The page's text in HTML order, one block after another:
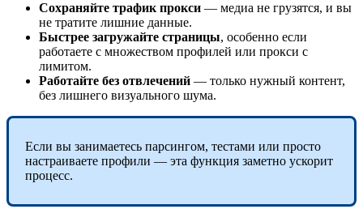
Сохраняйте трафик прокси — медиа не грузятся, и вы
не тратите лишние данные.
Быстрее загружайте страницы, особенно если
работаете с множеством профилей или прокси с
лимитом.
Работайте без отвлечений — только нужный контент,
без лишнего визуального шума.
Если вы занимаетесь парсингом, тестами или просто
настраиваете профили — эта функция заметно ускорит
процесс.